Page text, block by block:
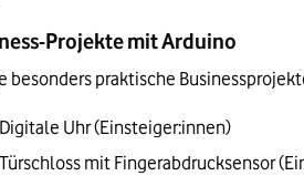
Projekte mit Arduino
besonders praktische
Digitale Uhr (Einsteiger:innen)
Türschloss mit Fingerabdrucksensor